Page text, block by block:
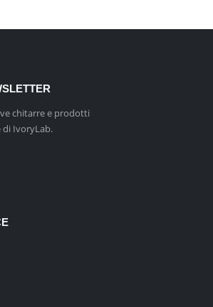
chitarre e prodotti
di IvoryLab.